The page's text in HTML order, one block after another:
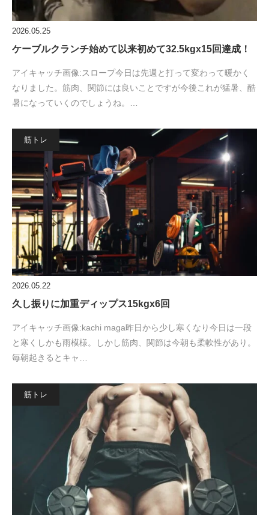
2026.05.25
ケーブルクランチ始めて以来初めて32.5kgx15回達成！
アイキャッチ画像:スロープ今日は先週と打って変わって暖かく
なりました。筋肉、関節には良いことですが今後これが猛暑、酷
暑になっていくのでしょうね。…
筋トレ
2026.05.22
久し振りに加重ディップス15kgx6回
アイキャッチ画像:kachi maga昨日から少し寒くなり今日は一段
と寒くしかも雨模様。しかし筋肉、関節は今朝も柔軟性があり。
毎朝起きるとキャ…
筋トレ